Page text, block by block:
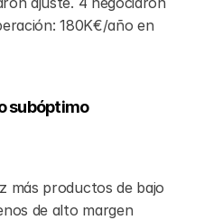
180K€/año en
subóptimo
más productos de bajo
de alto margen